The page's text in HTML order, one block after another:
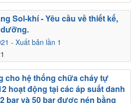
- Xuất bản lần 1
Sol-khí - Yêu cầu về thiết kế,
dưỡng.
cho hệ thống chữa cháy tự
hoạt động tại các áp suất danh
bar và 50 bar được nén bằng